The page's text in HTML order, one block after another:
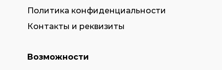
Политика конфиденциальности
Контакты и реквизиты
Возможности